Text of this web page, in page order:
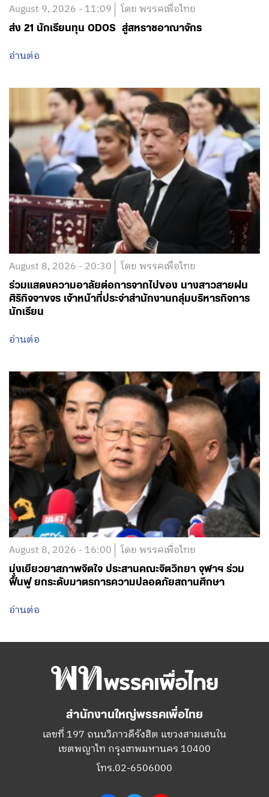
August 9, 2026 - 11:09 โดย พรรคเพื่อไทย
ส่ง 21 นักเรียนทุน ODOS สู่สหราชอาณาจักร
อ่านต่อ
August 8, 2026 - 20:30 โดย พรรคเพื่อไทย
ร่วมแสดงความอาลัยต่อการจากไปของ นางสาวสายฝน
ศิริกิจจาขจร เจ้าหน้าที่ประจำสำนักงานกลุ่มบริหารกิจการ
นักเรียน
อ่านต่อ
August 8, 2026 - 16:00 โดย พรรคเพื่อไทย
มุ่งเยียวยาสภาพจิตใจ ประสานคณะจิตวิทยา จุฬาฯ ร่วม
ฟื้นฟู ยกระดับมาตรการความปลอดภัยสถานศึกษา
อ่านต่อ
สำนักงานใหญ่พรรคเพื่อไทย
เลขที่ 197 ถนนวิภาวดีรังสิต แขวงสามเสนใน
เขตพญาไท กรุงเทพมหานคร 10400
โทร.02-6506000